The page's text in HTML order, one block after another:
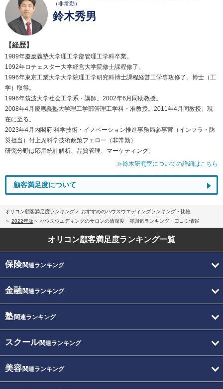
（非常勤）
鈴木秀男
【経歴】
1989年慶應義塾大学理工学部管理工学科卒業。
1992年ロチェスター大学経営大学院修士課程修了。
1996年東京工業大学大学院理工学研究科博士課程経営工学専攻修了。博士（工
学）取得。
1996年筑波大学社会工学系・講師。2002年6月同助教授。
2008年4月慶應義塾大学理工学部管理工学科・准教授。2011年4月同教授、現
在に至る。
2023年4月内閣府 科学技術・イノベーション推進事務局参事官（インフラ・防
災担当）付上席科学技術政策フェロー（非常勤）
研究分野は応用統計解析、品質管理、マーケティング。
≫鈴木研究室についての詳細はこちら
顧客満足度について
オリコン顧客満足度ランキング
おすすめのハウスウエディングランキング・比較
2022年版
ハウスウエディングのサロンの清潔度・雰囲気ランキング・口コミ情報
オリコン顧客満足度ランキング一覧
保険関連ランキング
金融関連ランキング
塾関連ランキング
スクール関連ランキング
美容関連ランキング